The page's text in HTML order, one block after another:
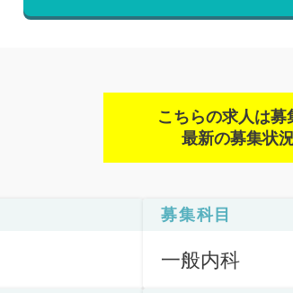
こちらの求人は募
最新の募集状
募集科目
一般内科